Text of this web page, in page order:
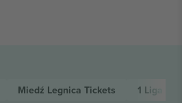
Miedź Legnica Tickets 1 Liga